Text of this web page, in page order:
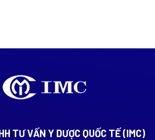
TƯ VẤN Y DƯỢC QUỐC TẾ (IMC)